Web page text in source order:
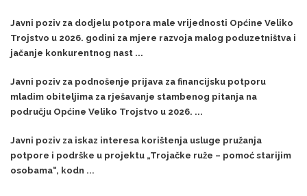
Javni poziv za dodjelu potpora male vrijednosti Općine Veliko
Trojstvo u 2026. godini za mjere razvoja malog poduzetništva i
jačanje konkurentnog nast ...
Javni poziv za podnošenje prijava za financijsku potporu
mladim obiteljima za rješavanje stambenog pitanja na
području Općine Veliko Trojstvo u 2026. ...
Javni poziv za iskaz interesa korištenja usluge pružanja
potpore i podrške u projektu „Trojačke ruže – pomoć starijim
osobama“, kodn ...